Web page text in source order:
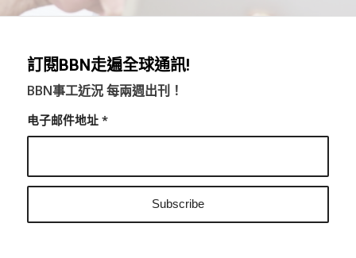
訂閱BBN走遍全球通訊!
BBN事工近況 每兩週出刊！
电子邮件地址 *